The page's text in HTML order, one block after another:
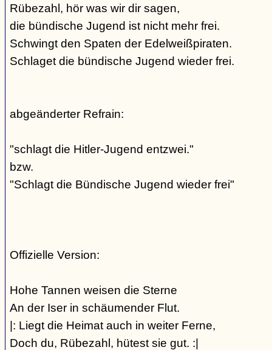
Rübezahl, hör was wir dir sagen,
die bündische Jugend ist nicht mehr frei.
Schwingt den Spaten der Edelweißpiraten.
Schlaget die bündische Jugend wieder frei.
abgeänderter Refrain:
"schlagt die Hitler-Jugend entzwei."
bzw.
"Schlagt die Bündische Jugend wieder frei"
Offizielle Version:
Hohe Tannen weisen die Sterne
An der Iser in schäumender Flut.
|: Liegt die Heimat auch in weiter Ferne,
Doch du, Rübezahl, hütest sie gut. :|